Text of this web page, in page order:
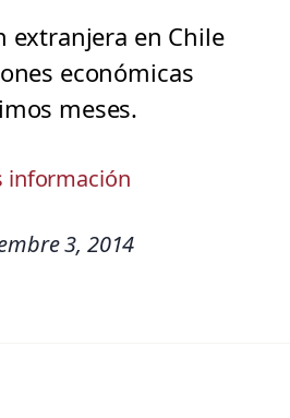
extranjera en Chile
económicas
meses.
información
3, 2014